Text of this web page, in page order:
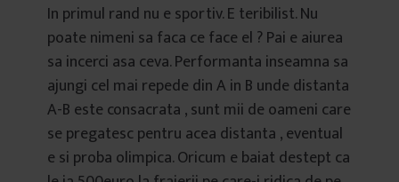
In primul rand nu e sportiv. E teribilist. Nu
poate nimeni sa faca ce face el ? Pai e aiurea
sa incerci asa ceva. Performanta inseamna sa
ajungi cel mai repede din A in B unde distanta
A-B este consacrata , sunt mii de oameni care
se pregatesc pentru acea distanta , eventual
e si proba olimpica. Oricum e baiat destept ca